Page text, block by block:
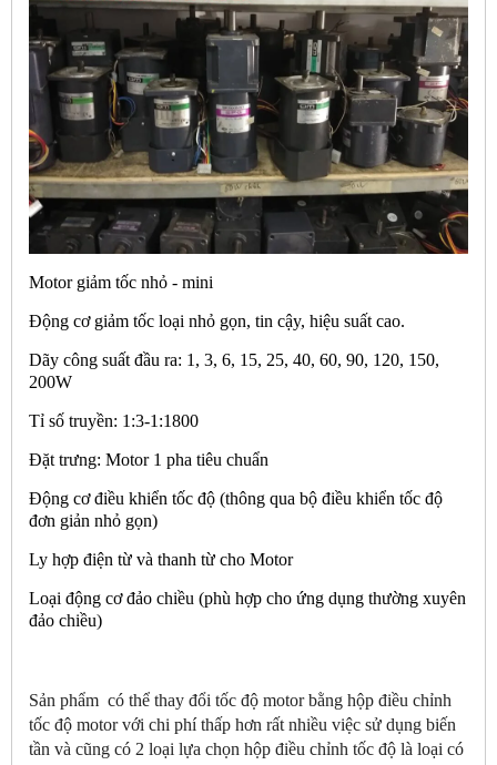
Motor giảm tốc nhỏ - mini
Động cơ giảm tốc loại nhỏ gọn, tin cậy, hiệu suất cao.
Dãy công suất đầu ra: 1, 3, 6, 15, 25, 40, 60, 90, 120, 150,
200W
Tỉ số truyền: 1:3-1:1800
Đặt trưng: Motor 1 pha tiêu chuẩn
Động cơ điều khiển tốc độ (thông qua bộ điều khiển tốc độ
đơn giản nhỏ gọn)
Ly hợp điện từ và thanh từ cho Motor
Loại động cơ đảo chiều (phù hợp cho ứng dụng thường xuyên
đảo chiều)
Sản phẩm có thể thay đổi tốc độ motor bằng hộp điều chỉnh
tốc độ motor với chi phí thấp hơn rất nhiều việc sử dụng biến
tần và cũng có 2 loại lựa chọn hộp điều chỉnh tốc độ là loại có